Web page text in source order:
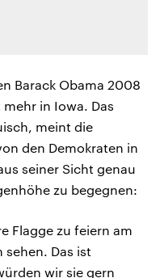
Barack Obama 2008
in Iowa. Das
meint die
den Demokraten in
seiner Sicht genau
zu begegnen:
Flagge zu feiern am
sehen. Das ist
wir sie gern